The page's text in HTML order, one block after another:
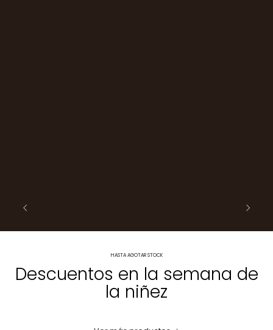
HASTA AGOTAR STOCK
Descuentos en la semana de
la niñez